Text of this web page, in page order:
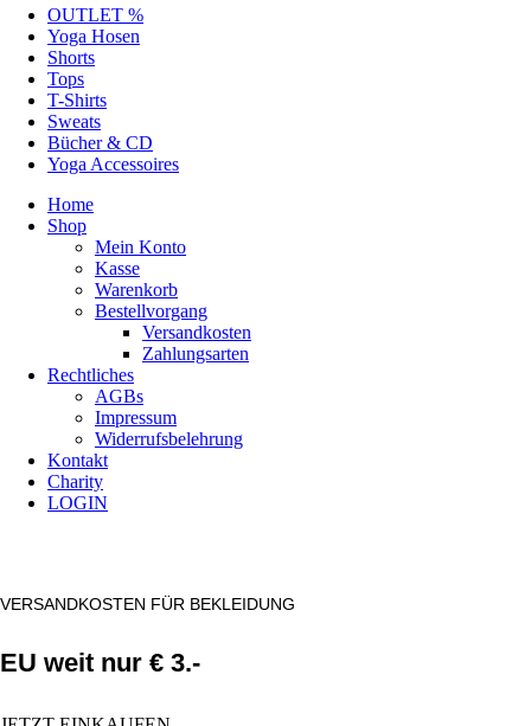
OUTLET %
Yoga Hosen
Shorts
Tops
T-Shirts
Sweats
Bücher & CD
Yoga Accessoires
Home
Shop
Mein Konto
Kasse
Warenkorb
Bestellvorgang
Versandkosten
Zahlungsarten
Rechtliches
AGBs
Impressum
Widerrufsbelehrung
Kontakt
Charity
LOGIN
VERSANDKOSTEN FÜR BEKLEIDUNG
EU weit nur € 3.-